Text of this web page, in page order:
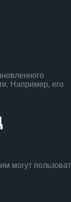
Например, его
могут